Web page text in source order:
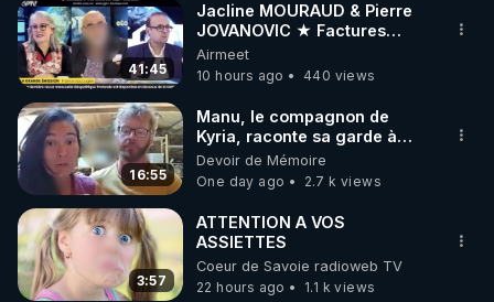
41:45
Jacline MOURAUD & Pierre
JOVANOVIC ★ Factures
Impayées : Où Est Passé Le
Pognon ?
Airmeet
10 hours ago
440 views
16:55
Manu, le compagnon de
Kyria, raconte sa garde à
vue musclée. PARTAGEZ!
Devoir de Mémoire
One day ago
2.7 k views
3:57
ATTENTION A VOS
ASSIETTES
Coeur de Savoie radioweb TV
22 hours ago
1.1 k views